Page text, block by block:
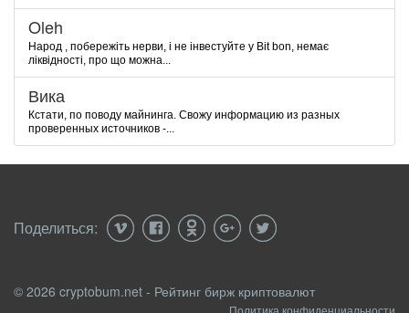
Oleh
Народ , побережіть нерви, і не інвестуйте у Bit bon, немає
ліквідності, про що можна...
Вика
Кстати, по поводу майнинга. Свожу информацию из разных
проверенных источников -...
Поделиться:
© 2026 cryptobum.net - Рейтинг бирж криптовалют